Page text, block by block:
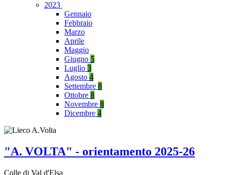
2023
Gennaio
Febbraio
Marzo
Aprile
Maggio
Giugno 5
Luglio 3
Agosto 4
Settembre 8
Ottobre 8
Novembre 8
Dicembre 4
"A. VOLTA" - orientamento 2025-26
Colle di Val d'Elsa